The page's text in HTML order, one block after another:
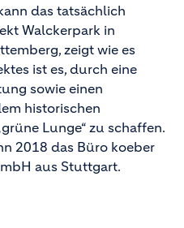
das tatsächlich
Walckerpark in
zeigt wie es
ist es, durch eine
sowie einen
historischen
Lunge“ zu schaffen.
2018 das Büro koeber
aus Stuttgart.